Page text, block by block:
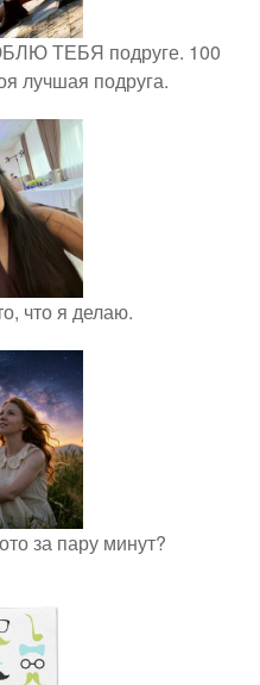
ТЕБЯ подруге. 100
лучшая подруга.
что я делаю.
за пару минут?